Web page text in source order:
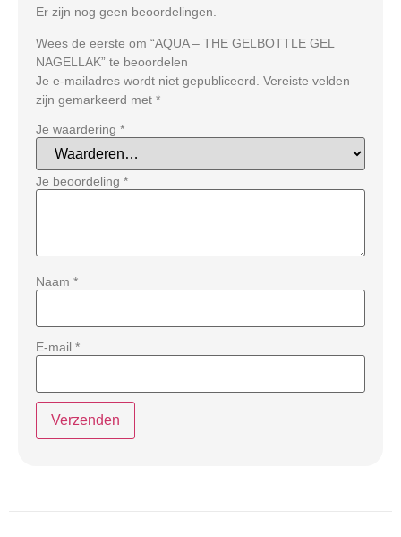
Er zijn nog geen beoordelingen.
Wees de eerste om “AQUA – THE GELBOTTLE GEL
NAGELLAK” te beoordelen
Je e-mailadres wordt niet gepubliceerd. Vereiste velden
zijn gemarkeerd met *
Je waardering *
Je beoordeling *
Naam *
E-mail *